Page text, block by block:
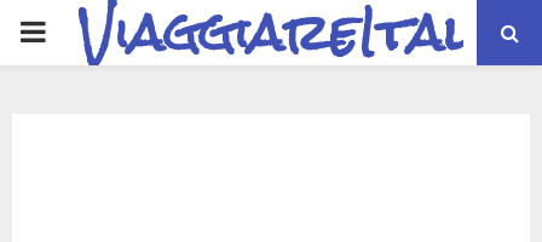
PRIMARYViaggiareItalia